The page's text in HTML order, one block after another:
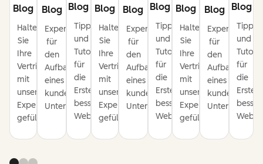
Blog
Halten
Sie
Ihre
Vertriebspipeline
mit
unseren
Expertentipps
gefüllt.
Blog
Expertentipps
für
den
Aufbau
eines
kundenorientierten
Unternehmens.
Blog
Tipps
und
Tutorials
für
die
Erstellung
besserer
Websites.
Blog
Halten
Sie
Ihre
Vertriebspipeline
mit
unseren
Expertentipps
gefüllt.
Blog
Expertentipps
für
den
Aufbau
eines
kundenorientierten
Unternehmens.
Blog
Tipps
und
Tutorials
für
die
Erstellung
besserer
Websites.
Blog
Halten
Sie
Ihre
Vertriebspipeline
mit
unseren
Expertentipps
gefüllt.
Blog
Expertentipps
für
den
Aufbau
eines
Blog
Tipps
und
für
die